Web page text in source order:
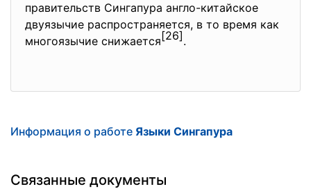
правительств Сингапура англо-китайское
двуязычие распространяется, в то время как
многоязычие снижается[26].
Информация о работе Языки Сингапура
Связанные документы